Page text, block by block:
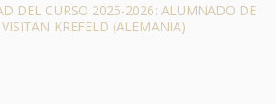
DEL CURSO 2025-2026: ALUMNADO DE
KREFELD (ALEMANIA)